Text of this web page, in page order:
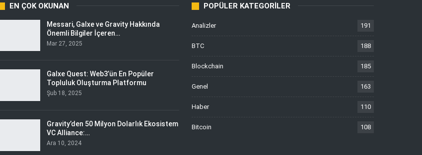
EN ÇOK OKUNAN
Messari, Galxe ve Gravity Hakkında
Önemli Bilgiler İçeren…
Mar 27, 2025
Galxe Quest: Web3’ün En Popüler
Topluluk Oluşturma Platformu
Şub 18, 2025
Gravity’den 50 Milyon Dolarlık Ekosistem
VC Alliance:…
Ara 10, 2024
POPÜLER KATEGORILER
Analizler 191
BTC 188
Blockchain 185
Genel 163
Haber 110
Bitcoin 108